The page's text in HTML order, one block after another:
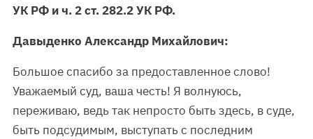
УК РФ и ч. 2 ст. 282.2 УК РФ.
Давыденко Александр Михайлович:
Большое спасибо за предоставленное слово!
Уважаемый суд, ваша честь! Я волнуюсь,
переживаю, ведь так непросто быть здесь, в суде,
быть подсудимым, выступать с последним